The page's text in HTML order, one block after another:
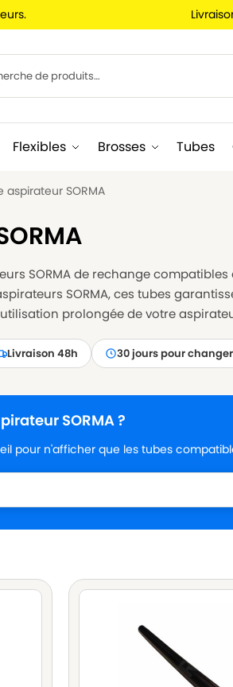
Flexibles Brosses Tubes
aspirateur SORMA
SORMA de rechange
SORMA, ces tubes
prolongée de votre
Livraison 48h 30 jours pour
SORMA ?
pour n'afficher que les tubes